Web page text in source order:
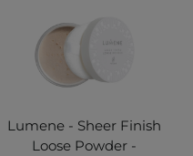
Lumene - Sheer Finish
Loose Powder -